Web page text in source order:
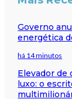
Governo
energética
há 14 minutos
Elevador de
luxo: o